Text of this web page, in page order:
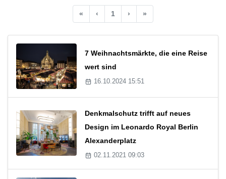
« ‹ 1 › »
7 Weihnachtsmärkte, die eine Reise
wert sind
16.10.2024 15:51
Denkmalschutz trifft auf neues
Design im Leonardo Royal Berlin
Alexanderplatz
02.11.2021 09:03